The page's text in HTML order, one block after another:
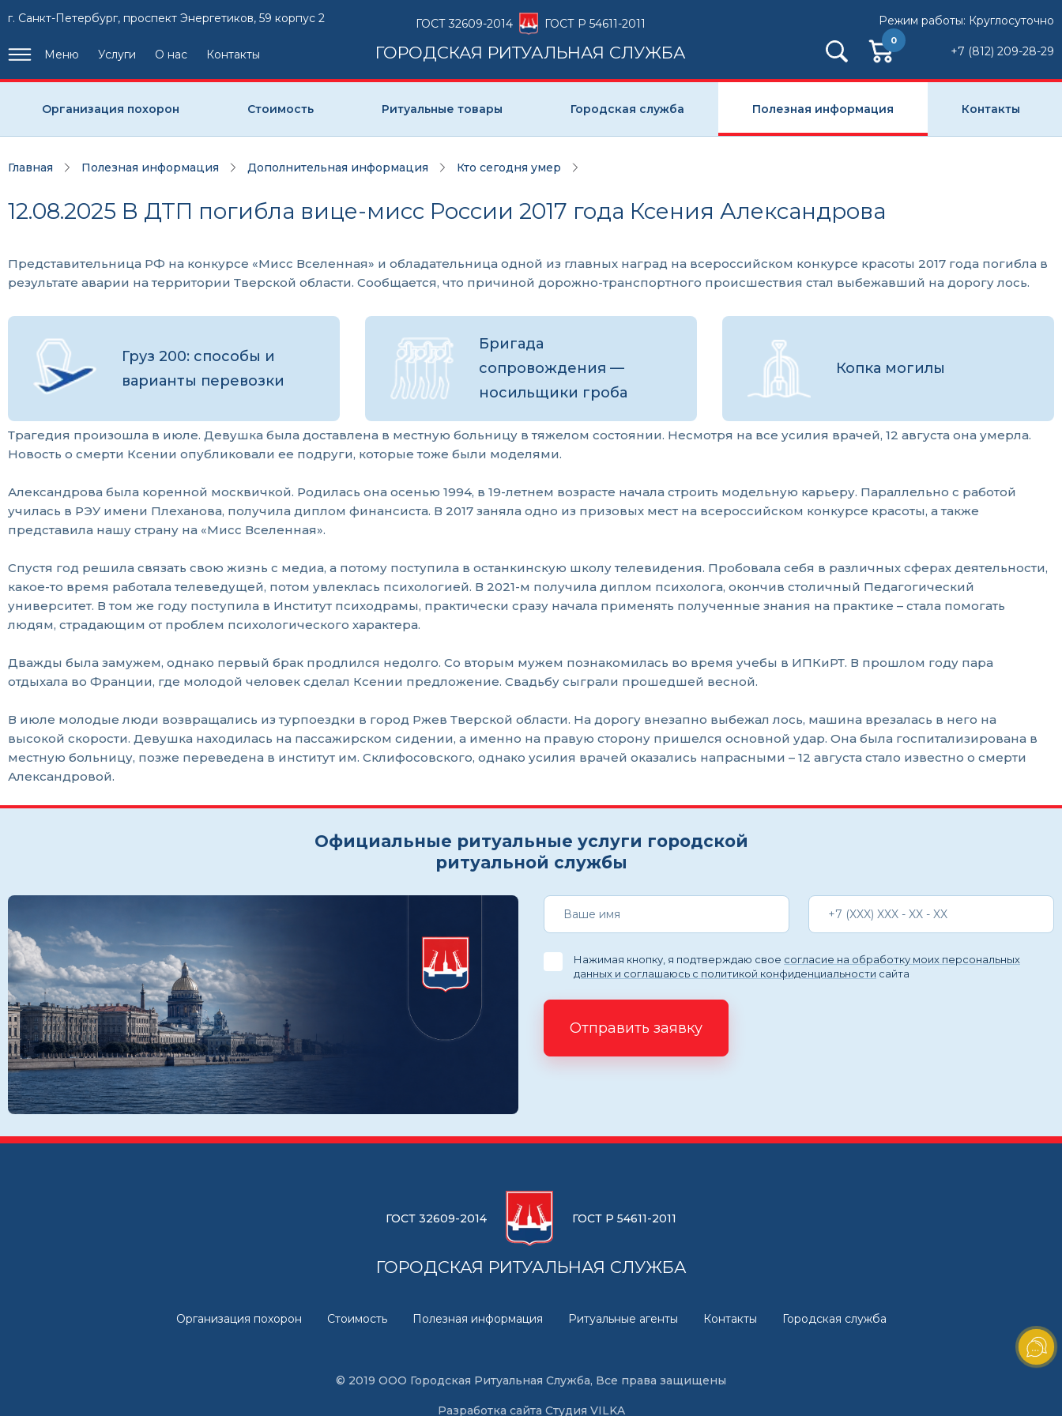
г. Санкт-Петербург, проспект Энергетиков, 59 корпус 2
Меню Услуги О нас Контакты
ГОСТ 32609-2014 ГОСТ Р 54611-2011
ГОРОДСКАЯ РИТУАЛЬНАЯ СЛУЖБА
Режим работы: Круглосуточно
0
+7 (812) 209-28-29
Организация похорон Стоимость Ритуальные товары Городская служба Полезная информация Контакты
Главная Полезная информация Дополнительная информация Кто сегодня умер
12.08.2025 В ДТП погибла вице-мисс России 2017 года Ксения Александрова
Представительница РФ на конкурсе «Мисс Вселенная» и обладательница одной из главных наград на всероссийском конкурсе красоты 2017 года погибла в
результате аварии на территории Тверской области. Сообщается, что причиной дорожно-транспортного происшествия стал выбежавший на дорогу лось.
Груз 200: способы и
варианты перевозки
Бригада
сопровождения —
носильщики гроба
Копка могилы
Трагедия произошла в июле. Девушка была доставлена в местную больницу в тяжелом состоянии. Несмотря на все усилия врачей, 12 августа она умерла.
Новость о смерти Ксении опубликовали ее подруги, которые тоже были моделями.
Александрова была коренной москвичкой. Родилась она осенью 1994, в 19-летнем возрасте начала строить модельную карьеру. Параллельно с работой
училась в РЭУ имени Плеханова, получила диплом финансиста. В 2017 заняла одно из призовых мест на всероссийском конкурсе красоты, а также
представила нашу страну на «Мисс Вселенная».
Спустя год решила связать свою жизнь с медиа, а потому поступила в останкинскую школу телевидения. Пробовала себя в различных сферах деятельности,
какое-то время работала телеведущей, потом увлеклась психологией. В 2021-м получила диплом психолога, окончив столичный Педагогический
университет. В том же году поступила в Институт психодрамы, практически сразу начала применять полученные знания на практике – стала помогать
людям, страдающим от проблем психологического характера.
Дважды была замужем, однако первый брак продлился недолго. Со вторым мужем познакомилась во время учебы в ИПКиРТ. В прошлом году пара
отдыхала во Франции, где молодой человек сделал Ксении предложение. Свадьбу сыграли прошедшей весной.
В июле молодые люди возвращались из турпоездки в город Ржев Тверской области. На дорогу внезапно выбежал лось, машина врезалась в него на
высокой скорости. Девушка находилась на пассажирском сидении, а именно на правую сторону пришелся основной удар. Она была госпитализирована в
местную больницу, позже переведена в институт им. Склифосовского, однако усилия врачей оказались напрасными – 12 августа стало известно о смерти
Александровой.
Официальные ритуальные услуги городской
ритуальной службы
Нажимая кнопку, я подтверждаю свое согласие на обработку моих персональных
данных и соглашаюсь с политикой конфиденциальности сайта
Отправить заявку
ГОСТ 32609-2014 ГОСТ Р 54611-2011
ГОРОДСКАЯ РИТУАЛЬНАЯ СЛУЖБА
Организация похорон Стоимость Полезная информация Ритуальные агенты Контакты Городская служба
© 2019 ООО Городская Ритуальная Служба, Все права защищены
Разработка сайта Студия VILKA